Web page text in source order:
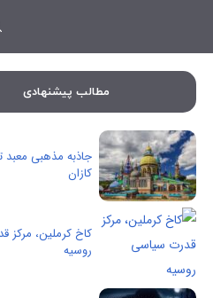
مطالب پیشنهادی
جاذبه مذهبی معبد
کازان
کاخ کرملین، مرکز
روسیه